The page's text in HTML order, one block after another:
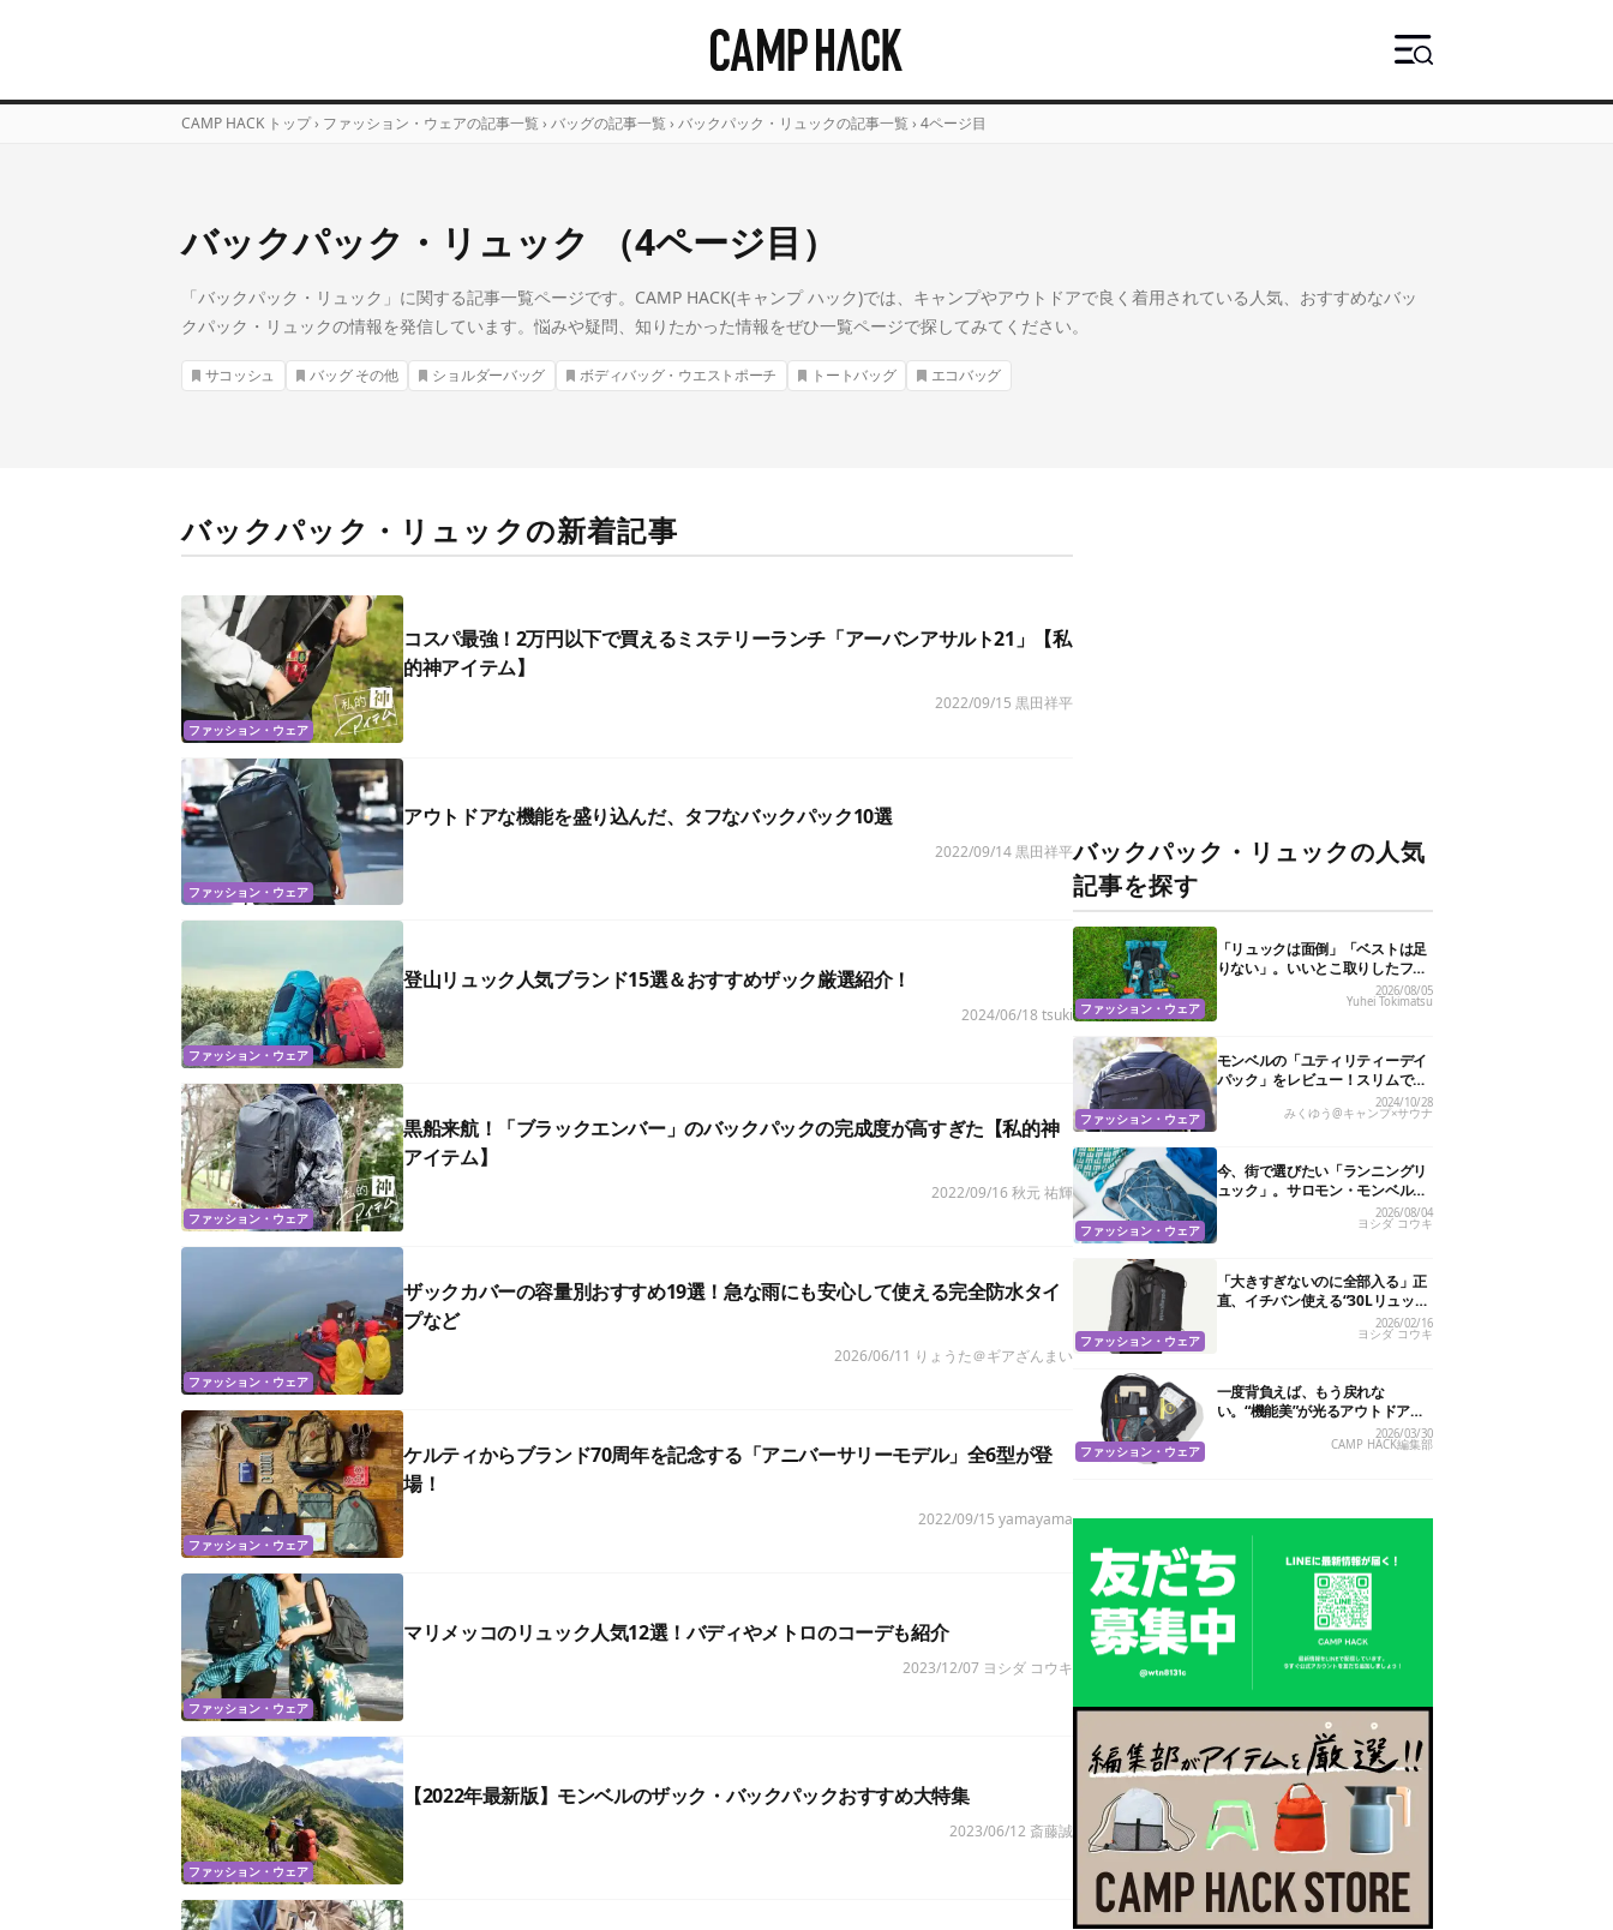
CAMP HACK トップ › ファッション・ウェアの記事一覧 › バッグの記事一覧 › バックパック・リュックの記事一覧 › 4ページ目
バックパック・リュック （4ページ目）
「バックパック・リュック」に関する記事一覧ページです。CAMP HACK(キャンプ ハック)では、キャンプやアウトドアで良く着用されている人気、おすすめなバッ
クパック・リュックの情報を発信しています。悩みや疑問、知りたかった情報をぜひ一覧ページで探してみてください。
サコッシュ バッグ その他 ショルダーバッグ ボディバッグ・ウエストポーチ トートバッグ エコバッグ
バックパック・リュックの新着記事
ファッション・ウェア
コスパ最強！2万円以下で買えるミステリーランチ「アーバンアサルト21」【私
的神アイテム】
2022/09/15 黒田祥平
ファッション・ウェア
アウトドアな機能を盛り込んだ、タフなバックパック10選
2022/09/14 黒田祥平
ファッション・ウェア
登山リュック人気ブランド15選＆おすすめザック厳選紹介！
2024/06/18 tsuki
ファッション・ウェア
黒船来航！「ブラックエンバー」のバックパックの完成度が高すぎた【私的神
アイテム】
2022/09/16 秋元 祐輝
ファッション・ウェア
ザックカバーの容量別おすすめ19選！急な雨にも安心して使える完全防水タイ
プなど
2026/06/11 りょうた＠ギアざんまい
ファッション・ウェア
ケルティからブランド70周年を記念する「アニバーサリーモデル」全6型が登
場！
2022/09/15 yamayama
ファッション・ウェア
マリメッコのリュック人気12選！バディやメトロのコーデも紹介
2023/12/07 ヨシダ コウキ
ファッション・ウェア
【2022年最新版】モンベルのザック・バックパックおすすめ大特集
2023/06/12 斎藤誠
バックパック・リュックの人気
記事を探す
ファッション・ウェア
「リュックは面倒」「ベストは足
りない」。いいとこ取りしたフェ
ス特化バッグがあるんです2026/08/05
Yuhei Tokimatsu
ファッション・ウェア
モンベルの「ユティリティーデイ
パック」をレビュー！スリムで軽
くてA4も余裕、電車通勤ストレス
も軽減されるぞ
2024/10/28
みくゆう@キャンプ×サウナ
ファッション・ウェア
今、街で選びたい「ランニングリ
ュック」。サロモン・モンベル…
機能美で選ぶ10選
2026/08/04
ヨシダ コウキ
ファッション・ウェア
「大きすぎないのに全部入る」正
直、イチバン使える“30Lリュッ
2026/02/16
ヨシダ コウキ
ファッション・ウェア
一度背負えば、もう戻れな
い。“機能美”が光るアウトドアブ
2026/03/30
CAMP HACK編集部